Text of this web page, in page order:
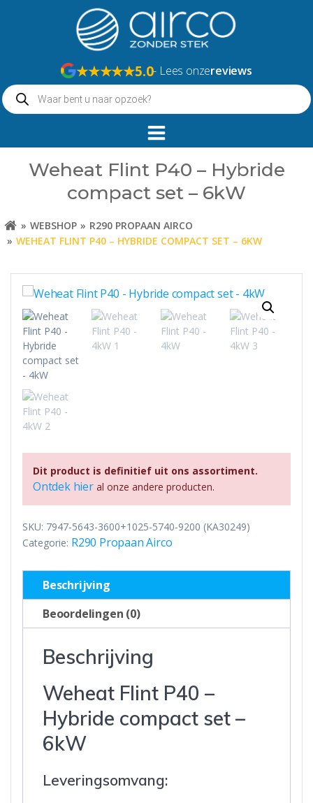
★★★★★5.0- Lees onzereviews
Producten
zoeken
Weheat Flint P40 – Hybride
compact set – 6kW
WEBSHOP
R290 PROPAAN AIRCO
WEHEAT FLINT P40 – HYBRIDE COMPACT SET – 6KW
Dit product is definitief uit ons assortiment.
Ontdek hieral onze andere producten.
SKU: 7947-5643-3600+1025-5740-9200 (KA30249)
Categorie: R290 Propaan Airco
Beschrijving
Beoordelingen (0)
Beschrijving
Weheat Flint P40 –
Hybride compact set –
6kW
Leveringsomvang: